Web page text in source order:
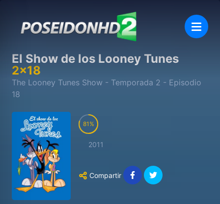
El Show de los Looney Tunes
2x18
The Looney Tunes Show - Temporada 2 - Episodio
18
81
2011
Compartir